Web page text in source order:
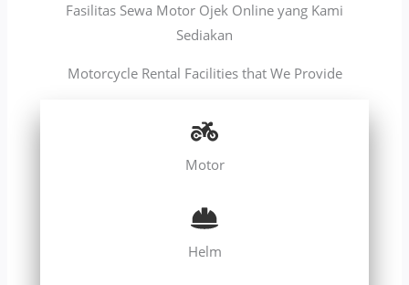
Fasilitas Sewa Motor Ojek Online yang Kami
Sediakan
Motorcycle Rental Facilities that We Provide
Motor
Helm